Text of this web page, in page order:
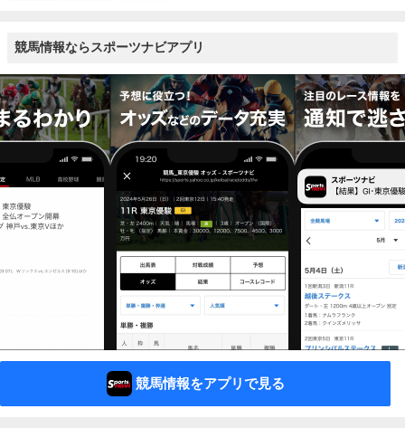
競馬情報ならスポーツナビアプリ
競馬情報をアプリで見る